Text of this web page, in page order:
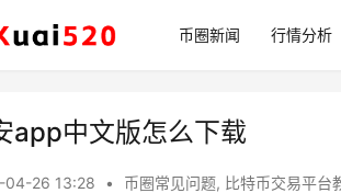
币圈新闻 行情分析
app中文版怎么下载
04-26 13:28 • 币圈常见问题, 比特币交易平台